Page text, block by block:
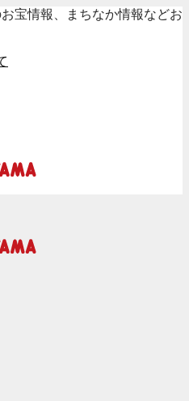
宝情報、まちなか情報などお